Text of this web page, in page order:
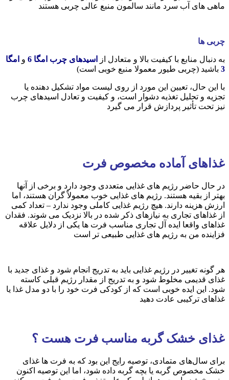
ماهی های آب سرد مانند سالمون منبع عالی چربی هستند
چربی ها
به دنبال منابع با کیفیت بالا و متعادل از اسیدهای چرب امگا 6 و امگا
3 باشید (چربی طیور معمولا منبع خوبی است)
با این حال، تعیین این مورد از روی لیست مواد تشکیل دهنده یا
تجزیه و تحلیل تغذیه دشوار است، و کیفیت و تعادل اسیدهای چرب
نیز تحت تأثیر پردازش قرار می گیرد
غذاهای آماده مخصوص فرت
در حال حاضر رژیم های غذایی متعددی وجود دارد و برخی از آنها
بهتر از بقیه هستند. رژیم های غذایی خوب معمولاً گران هستند، اما
ارزش هزینه دارند. هیچ رژیم غذایی کاملی وجود ندارد – تعداد کمی
از غذاهای تجاری به نیازهای ذکر شده در بالا نزدیک می شوند. فقدان
غذاهای واقعا ایده آل تجاری مناسب فرت ها یکی از دلایل علاقه
فزاینده من به رژیم های غذایی طبیعی تر است
هر گونه تغییر در رژیم غذایی باید به تدریج انجام شود و غذای جدید با
غذای قدیمی مخلوط شود و به تدریج از مقدار رژیم قبلی کاسته
شود. این ایده خوبی است که از کودکی فرت خود را با دو مدل غذا یا
غذاهای ترکیبی عادت دهید
غذای خشک گربه مناسب فرت هست ؟
برای سال‌های متمادی، توصیه رایج این بود که به فرت ها غذای
خشک مخصوص گربه یا بچه گربه داده شود، اما این توصیه اکنون